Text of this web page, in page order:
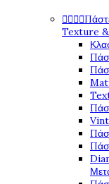

Texture